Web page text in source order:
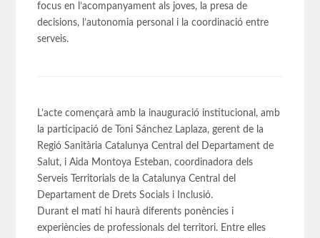
focus en l’acompanyament als joves, la presa de
decisions, l’autonomia personal i la coordinació entre
serveis.
L’acte començarà amb la inauguració institucional, amb
la participació de Toni Sánchez Laplaza, gerent de la
Regió Sanitària Catalunya Central del Departament de
Salut, i Aida Montoya Esteban, coordinadora dels
Serveis Territorials de la Catalunya Central del
Departament de Drets Socials i Inclusió.
Durant el matí hi haurà diferents ponències i
experiències de professionals del territori. Entre elles